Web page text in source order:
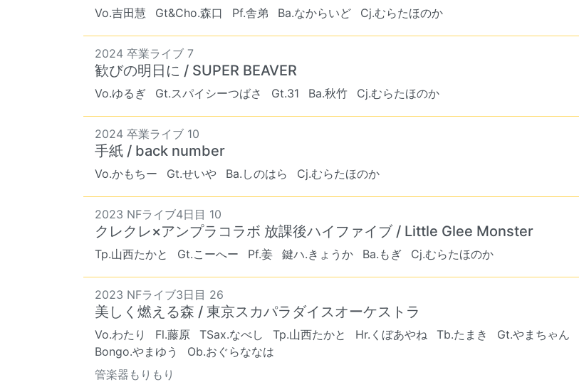
Vo.吉田慧 Gt&Cho.森口 Pf.舎弟 Ba.なからいど Cj.むらたほのか
2024 卒業ライブ 7
歓びの明日に / SUPER BEAVER
Vo.ゆるぎ Gt.スパイシーつばさ Gt.31 Ba.秋竹 Cj.むらたほのか
2024 卒業ライブ 10
手紙 / back number
Vo.かもちー Gt.せいや Ba.しのはら Cj.むらたほのか
2023 NFライブ4日目 10
クレクレ×アンプラコラボ 放課後ハイファイブ / Little Glee Monster
Tp.山西たかと Gt.こーへー Pf.姜 鍵ハ.きょうか Ba.もぎ Cj.むらたほのか
2023 NFライブ3日目 26
美しく燃える森 / 東京スカパラダイスオーケストラ
Vo.わたり Fl.藤原 TSax.なべし Tp.山西たかと Hr.くぼあやね Tb.たまき Gt.やまちゃん
Bongo.やまゆう
Ob.おぐらななは
管楽器もりもり